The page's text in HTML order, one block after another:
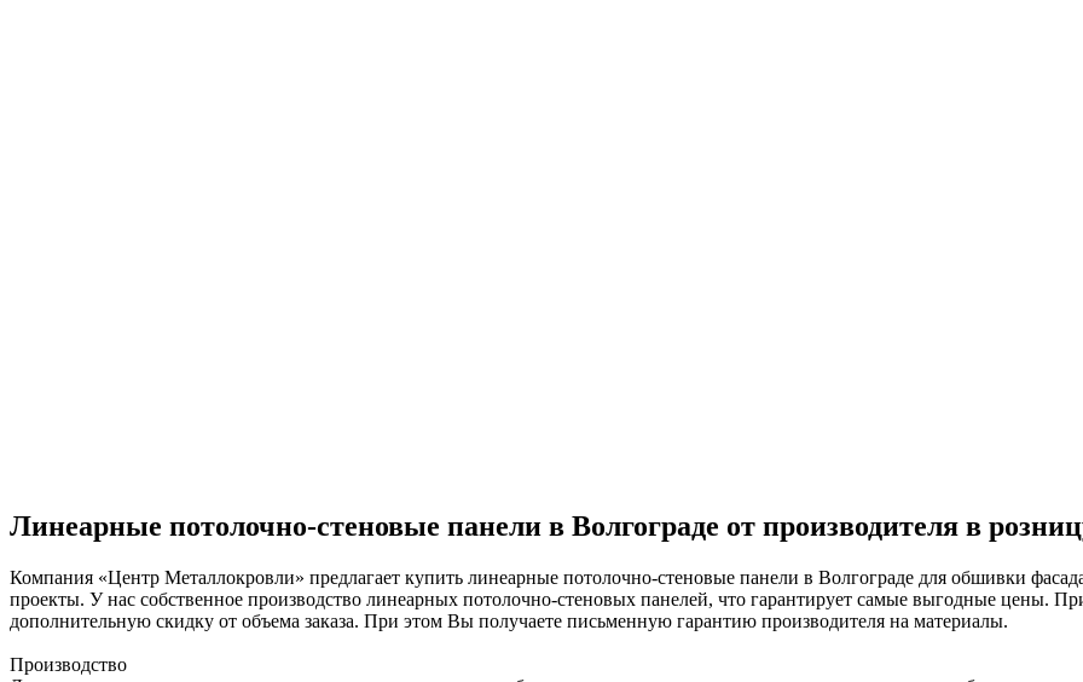
Линеарные потолочно-стеновые панели в Волгограде от производителя в
Компания «Центр Металлокровли» предлагает купить линеарные потолочно-стеновые панели в Волгограде для обшивки
проекты. У нас собственное производство линеарных потолочно-стеновых панелей, что гарантирует самые выгодные цены.
дополнительную скидку от объема заказа. При этом Вы получаете письменную гарантию производителя на материалы.
Производство